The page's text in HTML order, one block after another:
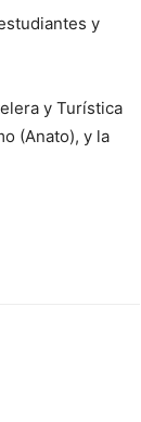
y
y Turística
(Anato), y la